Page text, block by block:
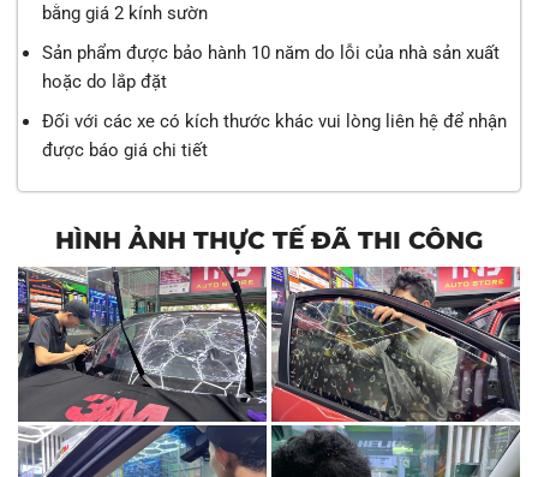
bằng giá 2 kính sườn
Sản phẩm được bảo hành 10 năm do lỗi của nhà sản xuất
hoặc do lắp đặt
Đối với các xe có kích thước khác vui lòng liên hệ để nhận
được báo giá chi tiết
HÌNH ẢNH THỰC TẾ ĐÃ THI CÔNG